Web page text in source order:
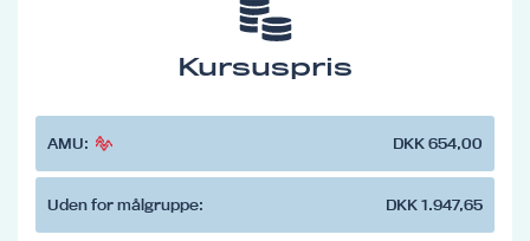
Kursuspris
AMU: DKK 654,00
Uden for målgruppe: DKK 1.947,65